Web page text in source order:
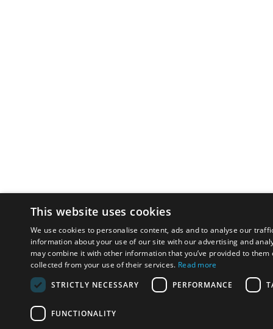
This website uses cookies
We use cookies to personalise content, ads and to analyse our
information about your use of our site with our advertising and
may combine it with other information that you’ve provided to them
collected from your use of their services. Read more
STRICTLY NECESSARY
PERFORMANCE
FUNCTIONALITY